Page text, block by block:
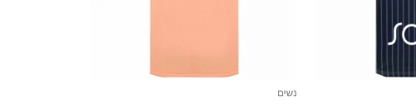
נשים